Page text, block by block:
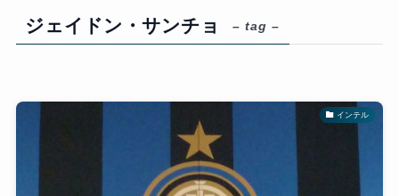
ジェイドン・サンチョ – tag –
インテル